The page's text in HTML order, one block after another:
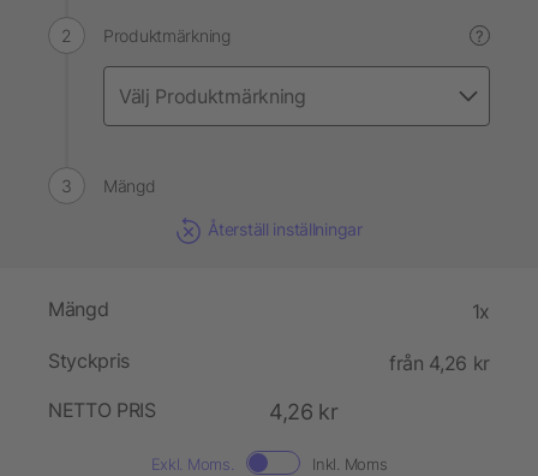
Produktmärkning ?
Mängd
Återställ inställningar
Mängd 1x
Styckpris
från 4,26 kr
NETTO PRIS
4,26 kr
Exkl. Moms. Inkl. Moms